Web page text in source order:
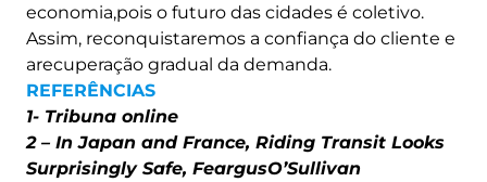
economia,pois o futuro das cidades é coletivo.
Assim, reconquistaremos a confiança do cliente e
arecuperação gradual da demanda.
REFERÊNCIAS
1- Tribuna online
2 – In Japan and France, Riding Transit Looks
Surprisingly Safe, FeargusO’Sullivan